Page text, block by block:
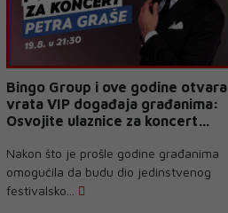
Bingo Group i ove godine otvara
vrata VIP događaja građanima:
Osvojite ulaznice za koncert
Nakon što je prošle godine građanima
omogućila da budu dio jedinstvenog
festivalsko...